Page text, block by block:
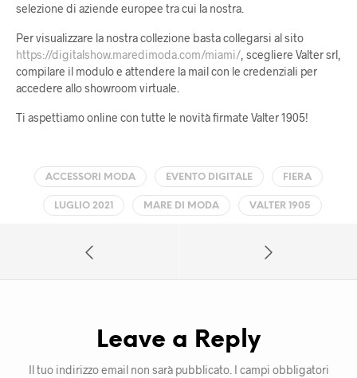
selezione di aziende europee tra cui la nostra.
Per visualizzare la nostra collezione basta collegarsi al sito
https://digitalshow.maredimoda.com/miami/ , scegliere Valter srl,
compilare il modulo e attendere la mail con le credenziali per
accedere allo showroom virtuale.
Ti aspettiamo online con tutte le novità firmate Valter 1905!
ACCESSORI MODA EVENTO DIGITALE FIERA
LUGLIO 2021 MARE DI MODA VALTER 1905
Leave a Reply
Il tuo indirizzo email non sarà pubblicato. I campi obbligatori